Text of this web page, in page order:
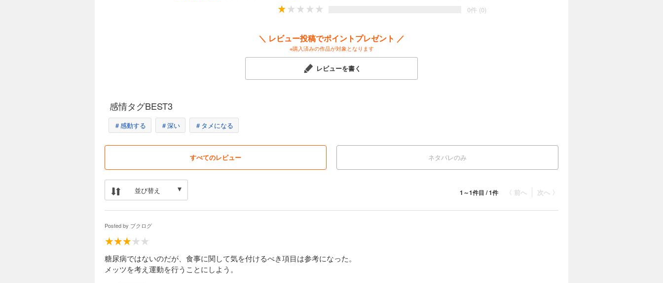
0件 (0)
＼ レビュー投稿でポイントプレゼント ／
※購入済みの作品が対象となります
レビューを書く
感情タグBEST3
＃感動する ＃深い ＃タメになる
すべてのレビュー ネタバレのみ
並び替え 次へ 〉
〈 前へ
1～1件目 / 1件
Posted by ブクログ
糖尿病ではないのだが、食事に関して気を付けるべき項目は参考になった。
メッツを考え運動を行うことにしよう。